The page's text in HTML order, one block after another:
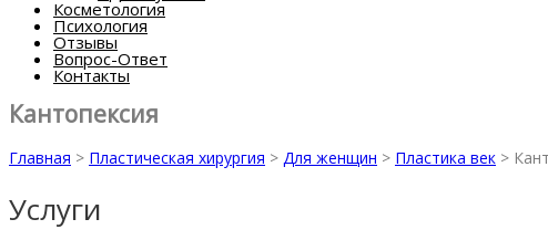
Косметология
Психология
Отзывы
Вопрос-Ответ
Контакты
Кантопексия
Главная > Пластическая хирургия > Для женщин > Пластика век >
Услуги